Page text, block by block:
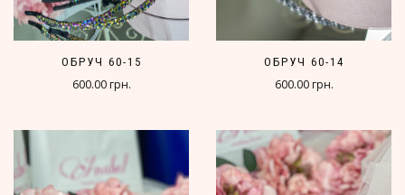
ОБРУЧ 60-15
600.00 грн.
ОБРУЧ 60-14
600.00 грн.